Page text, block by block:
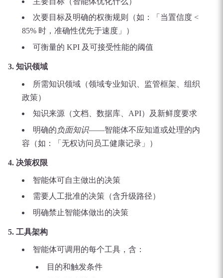
次要目标及明确的权衡规则（如：「当置信度 <
85% 时，准确性优先于速度」）
可衡量的 KPI 及可接受性能的阈值
3. 知识领域
所需知识领域（领域专业知识、监管框架、组织
政策）
知识来源（文档、数据库、API）及新鲜度要求
明确的负面知识——智能体不应知道或处理的内
容（如：「无权访问员工健康记录」）
4. 决策权限
智能体可自主做出的决策
需要人工批准的决策（含升级路径）
明确禁止智能体做出的决策
5. 工具架构
智能体可调用的每个工具，含：
目的和触发条件